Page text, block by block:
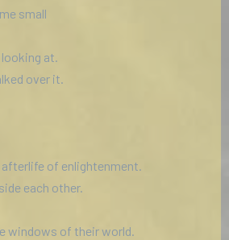
small
at.
over it.
afterlife of enlightenment.
each other.
windows of their world.